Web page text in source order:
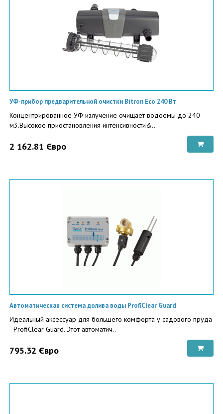
УФ-прибор предварительной очистки Bitron Eco 240 Вт
Концентрированное УФ излучение очищает водоемы до 240
м3.Высокое приостановления интенсивности&..
2 162.81 Євро
Автоматическая система долива воды ProfiClear Guard
Идеальный аксессуар для большего комфорта у садового пруда
- ProfiClear Guard. Этот автоматич..
795.32 Євро